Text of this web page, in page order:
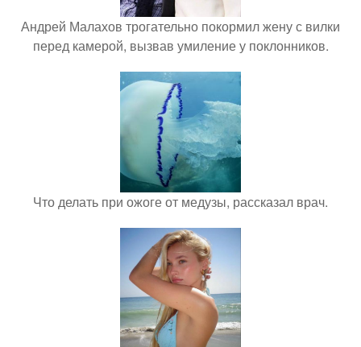
Андрей Малахов трогательно покормил жену с вилки
перед камерой, вызвав умиление у поклонников.
Что делать при ожоге от медузы, рассказал врач.